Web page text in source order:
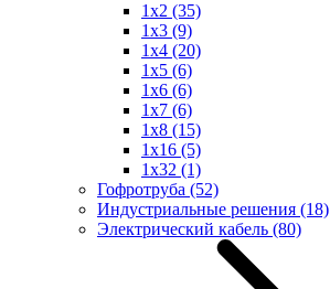
1x2 (35)
1x3 (9)
1x4 (20)
1x5 (6)
1x6 (6)
1x7 (6)
1x8 (15)
1x16 (5)
1x32 (1)
Гофротруба (52)
Индустриальные решения (18)
Электрический кабель (80)